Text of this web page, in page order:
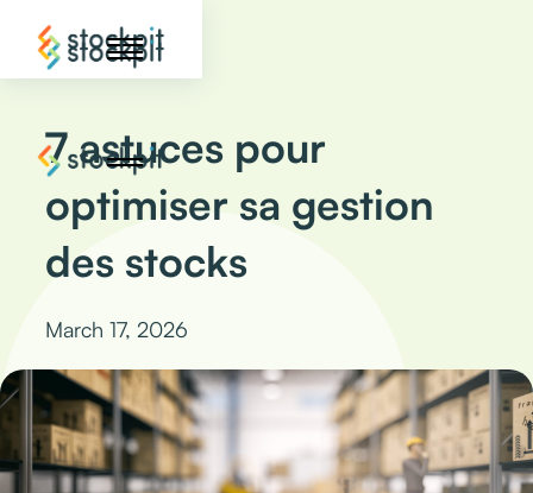
7 astuces pour
optimiser sa gestion
des stocks
March 17, 2026